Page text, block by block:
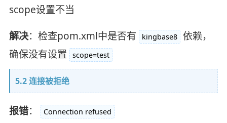
scope设置不当
解决：检查pom.xml中是否有 kingbase8 依赖，
确保没有设置
scope=test
5.2 连接被拒绝
报错： Connection refused